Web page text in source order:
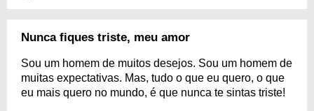
Nunca fiques triste, meu amor
Sou um homem de muitos desejos. Sou um homem de
muitas expectativas. Mas, tudo o que eu quero, o que
eu mais quero no mundo, é que nunca te sintas triste!